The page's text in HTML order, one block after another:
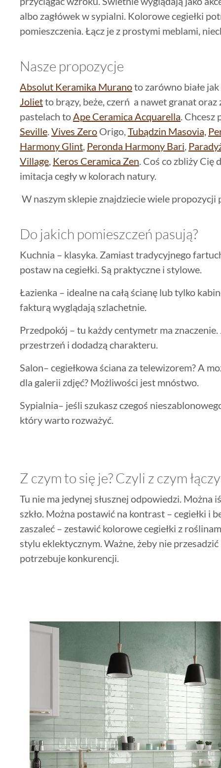
albo zagłówek w sypialni. Kolorowe cegiełki
pomieszczenia. Łącz je z prostymi meblami,
Nasze propozycje
Absolut Keramika Muranoto zarówno białe
Jolietto brązy, beże, czerń a nawet granat oraz
pastelach toApe Ceramica Acquarella. Chcesz
Seville.Vives Zero Origo,Tubądzin Masovia,
Harmony Glint, Peronda Harmony Bari,
Village, Keros Ceramica Zen. Coś co zbliży Cię
imitacja cegły w kolorach natury.
W naszym sklepie znajdziecie wiele
Do jakich pomieszczeń pasują?
Kuchnia – klasyka. Zamiast tradycyjnego
postaw na cegiełki. Są praktyczne i stylowe.
Łazienka – idealne na całą ścianę lub tylko
fakturą wyglądają szlachetnie.
Przedpokój – tu każdy centymetr ma znaczenie.
przestrzeń i dodadzą charakteru.
Salon– cegiełkowa ściana za telewizorem? A
dla galerii zdjęć? Możliwości jest mnóstwo.
Sypialnia– jeśli szukasz czegoś
który warto rozważyć.
Z czym to się je? Czyli z czym
Tu nie ma jedynej słusznej odpowiedzi. Można
szkło. Można postawić na kontrast – cegiełki i
zaszaleć – zestawić kolorowe cegiełki z
stylu eklektycznym. Ważne, żeby nie
potrzebuje konkurencji.